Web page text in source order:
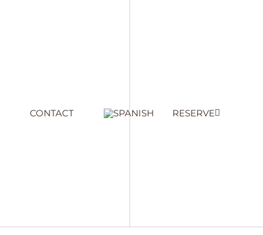
CONTACT RESERVE